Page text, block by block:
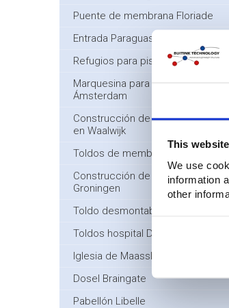
This
We use
information
other
Puente de membrana Floriade
Entrada Paraguas Floriade
Refugios para pistas de tenis
Marquesina para fumadores en
Ámsterdam
Construcción de la marquesina
en Waalwijk
Toldos de membrana ZEP
Construcción de membranas
Groningen
Toldo desmontable Thorn
Toldos hospital Deventer
Iglesia de Maassluis
Dosel Braingate
Pabellón Libelle